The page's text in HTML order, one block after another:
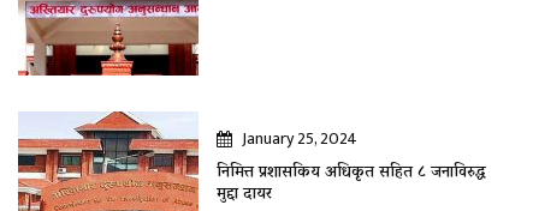
January 25, 2024
निमित्त प्रशासकिय अधिकृत सहित ८ जनाविरुद्ध
मुद्दा दायर